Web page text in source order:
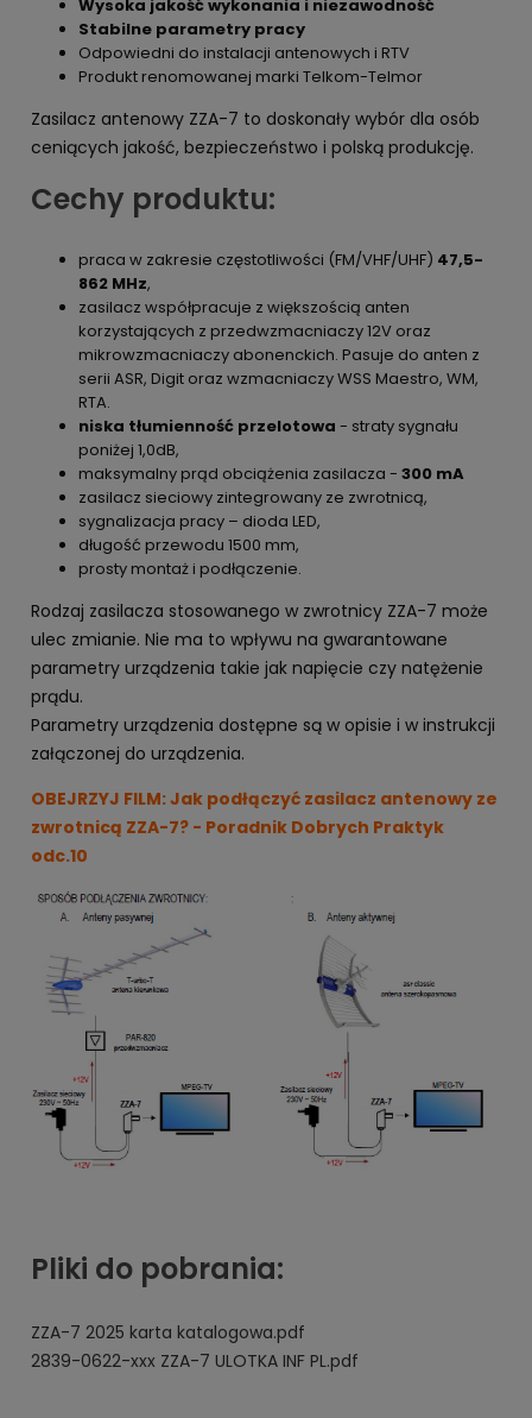
Wysoka jakość wykonania i niezawodność
Stabilne parametry pracy
Odpowiedni do instalacji antenowych i RTV
Produkt renomowanej marki Telkom-Telmor
Zasilacz antenowy ZZA-7 to doskonały wybór dla osób
ceniących jakość, bezpieczeństwo i polską produkcję.
Cechy produktu:
praca w zakresie częstotliwości (FM/VHF/UHF) 47,5-
862 MHz,
zasilacz współpracuje z większością anten
korzystających z przedwzmacniaczy 12V oraz
mikrowzmacniaczy abonenckich. Pasuje do anten z
serii ASR, Digit oraz wzmacniaczy WSS Maestro, WM,
RTA.
niska tłumienność przelotowa - straty sygnału
poniżej 1,0dB,
maksymalny prąd obciążenia zasilacza - 300 mA
zasilacz sieciowy zintegrowany ze zwrotnicą,
sygnalizacja pracy – dioda LED,
długość przewodu 1500 mm,
prosty montaż i podłączenie.
Rodzaj zasilacza stosowanego w zwrotnicy ZZA-7 może
ulec zmianie. Nie ma to wpływu na gwarantowane
parametry urządzenia takie jak napięcie czy natężenie
prądu.
Parametry urządzenia dostępne są w opisie i w instrukcji
załączonej do urządzenia.
OBEJRZYJ FILM:Jak podłączyć zasilacz antenowy ze
zwrotnicą ZZA-7? - Poradnik Dobrych Praktyk
odc.10
Pliki do pobrania:
ZZA-7 2025 karta katalogowa.pdf
2839-0622-xxx ZZA-7 ULOTKA INF PL.pdf